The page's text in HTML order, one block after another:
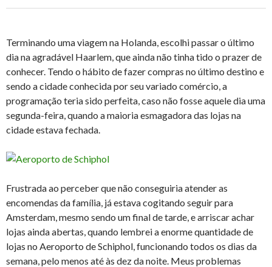
Terminando uma viagem na Holanda, escolhi passar o último
dia na agradável Haarlem, que ainda não tinha tido o prazer de
conhecer. Tendo o hábito de fazer compras no último destino e
sendo a cidade conhecida por seu variado comércio, a
programação teria sido perfeita, caso não fosse aquele dia uma
segunda-feira, quando a maioria esmagadora das lojas na
cidade estava fechada.
Frustrada ao perceber que não conseguiria atender as
encomendas da família, já estava cogitando seguir para
Amsterdam, mesmo sendo um final de tarde, e arriscar achar
lojas ainda abertas, quando lembrei a enorme quantidade de
lojas no Aeroporto de Schiphol, funcionando todos os dias da
semana, pelo menos até às dez da noite. Meus problemas